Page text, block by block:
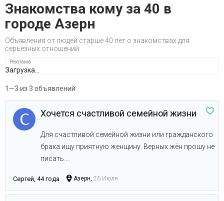
Знакомства кому за 40 в
городе Азерн
Объявления от людей старше 40 лет о знакомствах для
серьезных отношений
Загрузка...
1—3 из 3 объявлений
Хочется счастливой семейной жизни
Для счастливой семейной жизни или гражданского
брака ищу приятную женщину. Верных жён прошу не
писать....
Сергей, 44 года Азерн, 26 Июля